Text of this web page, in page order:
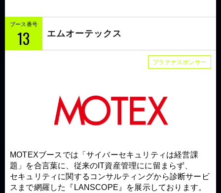
ブース番号
13 エムオーテックス
プラチナスポンサー
MOTEXブースでは「サイバーセキュリティは経営課
題」を合言葉に、従来のIT資産管理にに留まらず、
セキュリティに関するコンサルティングから診断サービ
スまで網羅した『LANSCOPE』を展示しております。